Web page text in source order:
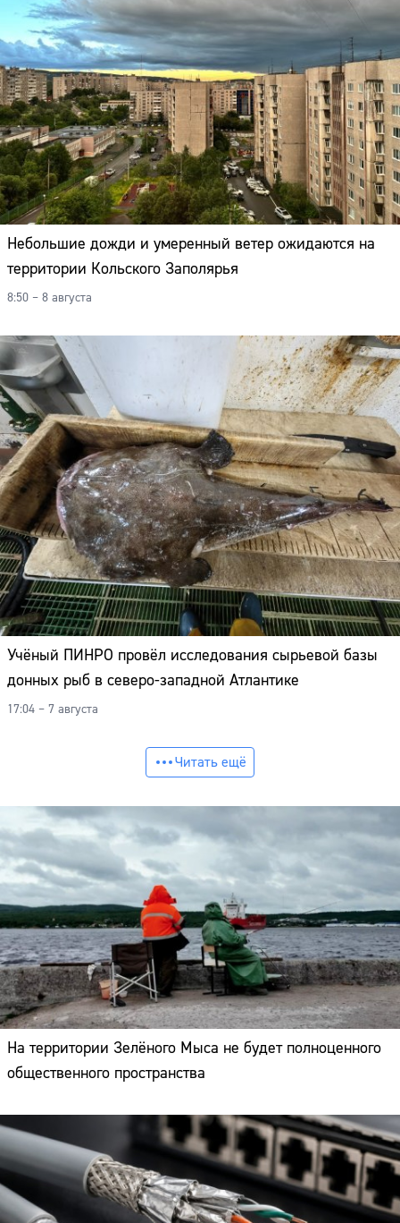
Небольшие дожди и умеренный ветер ожидаются на
территории Кольского Заполярья
8:50 – 8 августа
Учёный ПИНРО провёл исследования сырьевой базы
донных рыб в северо-западной Атлантике
17:04 – 7 августа
Читать ещё
На территории Зелёного Мыса не будет полноценного
общественного пространства